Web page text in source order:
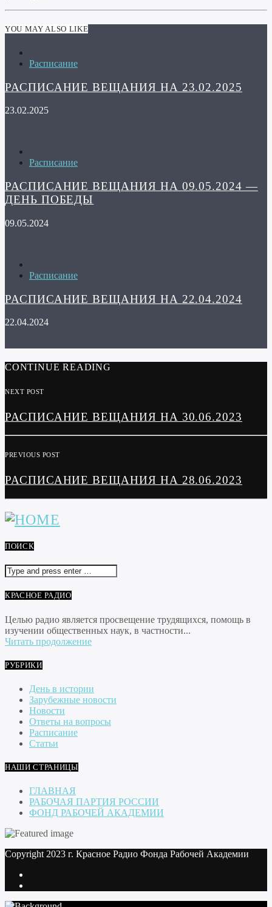
YOU MAY ALSO LIKE
Расписание
РАСПИСАНИЕ ВЕЩАНИЯ НА 23.02.2025
23.02.2025
Расписание
РАСПИСАНИЕ ВЕЩАНИЯ НА 09.05.2024 —
ДЕНЬ ПОБЕДЫ
09.05.2024
Расписание
РАСПИСАНИЕ ВЕЩАНИЯ НА 22.04.2024
22.04.2024
CONTINUE READING
NEXT POST
РАСПИСАНИЕ ВЕЩАНИЯ НА 30.06.2023
PREVIOUS POST
РАСПИСАНИЕ ВЕЩАНИЯ НА 28.06.2023
ПОИСК
КРАСНОЕ РАДИО
Целью радио является просвещение трудящихся, помощь в
изучении общественных наук, в частности...
Читать продолжение
РУБРИКИ
День в истории
Зарубежные новости
Новости
Ответы на вопросы
Расписание
Статьи
НАШИ СТРАНИЦЫ
ГЛАВНАЯ
РАБОЧАЯ ПАРТИЯ РОССИИ
ФОНД РАБОЧЕЙ АКАДЕМИИ
Copyright 2023 г. Красное Радио Фонда Рабочей Академии